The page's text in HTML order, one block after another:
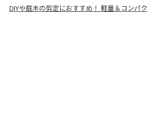
DIYや庭木の剪定におすすめ！ 軽量＆コンパ